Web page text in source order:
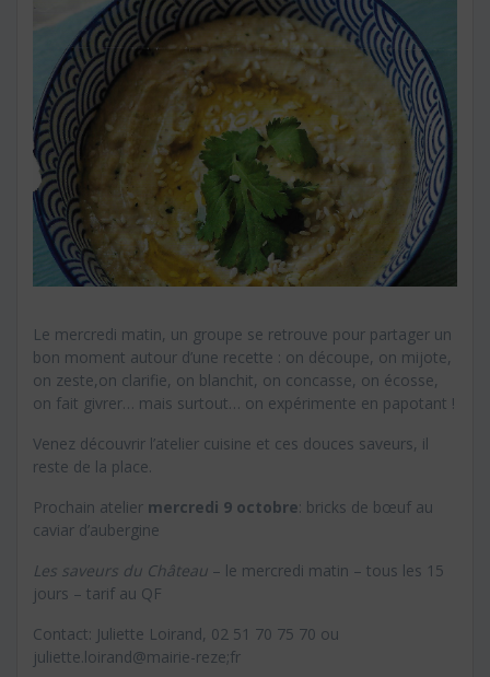
Le mercredi matin, un groupe se retrouve pour partager un
bon moment autour d’une recette : on découpe, on mijote,
on zeste,on clarifie, on blanchit, on concasse, on écosse,
on fait givrer… mais surtout… on expérimente en papotant !
Venez découvrir l’atelier cuisine et ces douces saveurs, il
reste de la place.
Prochain atelier mercredi 9 octobre: bricks de bœuf au
caviar d’aubergine
Les saveurs du Château – le mercredi matin – tous les 15
jours – tarif au QF
Contact: Juliette Loirand, 02 51 70 75 70 ou
juliette.loirand@mairie-reze;fr